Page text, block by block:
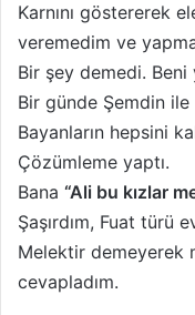
Karnını göstererek
veremedim ve
Bir şey demedi.
Bir günde Şemdin
Bayanların hepsini
Çözümleme yaptı.
Bana “Ali bu kızlar
Şaşırdım, Fuat türü
Melektir demeyerek
cevapladım.